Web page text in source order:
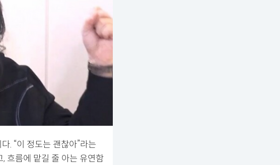
. “이 정도는 괜찮아”라는
흐름에 맡길 줄 아는 유연함